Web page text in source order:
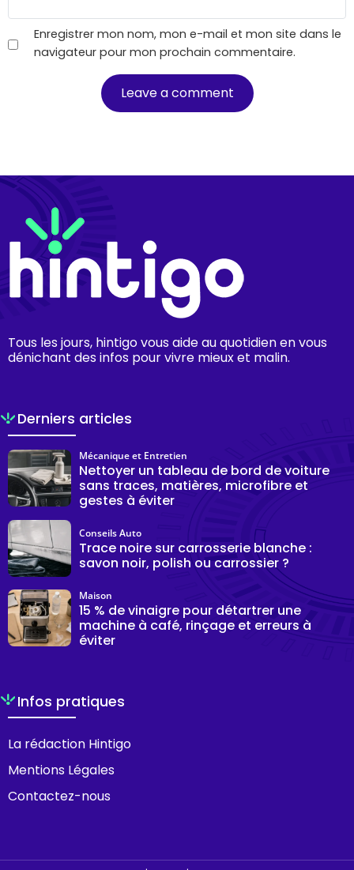
Enregistrer mon nom, mon e-mail et mon site dans le
navigateur pour mon prochain commentaire.
Tous les jours, hintigo vous aide au quotidien en vous
dénichant des infos pour vivre mieux et malin.
Derniers articles
Nettoyer un tableau de bord de voiture
sans traces, matières, microfibre et
gestes à éviter
Mécanique et Entretien
Trace noire sur carrosserie blanche :
savon noir, polish ou carrossier ?
Conseils Auto
15 % de vinaigre pour détartrer une
machine à café, rinçage et erreurs à
éviter
Maison
Infos pratiques
La rédaction Hintigo
Mentions Légales
Contactez-nous